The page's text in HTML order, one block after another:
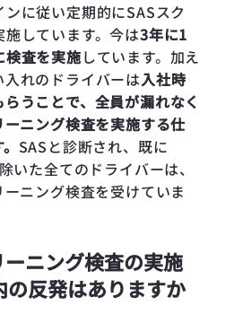
に従い定期的にSASスク
しています。今は3年に1
検査を実施しています。加え
れのドライバーは入社時
うことで、全員が漏れなく
ニング検査を実施する仕
SASと診断され、既に
いた全てのドライバーは、
ニング検査を受けていま
ーニング検査の実施
の反発はありますか